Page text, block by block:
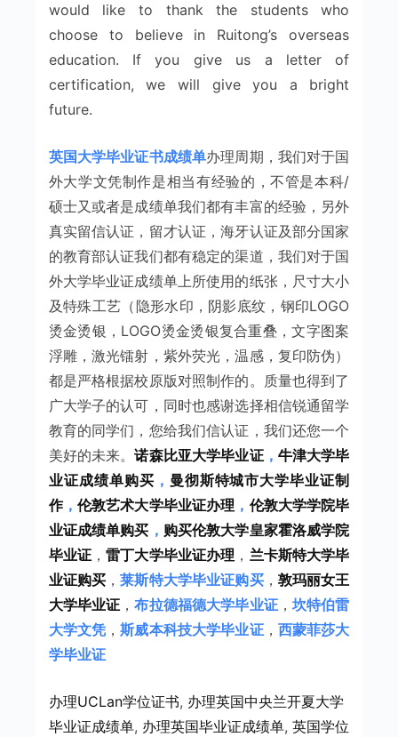
would like to thank the students who
choose to believe in Ruitong’s overseas
education. If you give us a letter of
certification, we will give you a bright
future.
英国大学毕业证书成绩单办理周期，我们对于国
外大学文凭制作是相当有经验的，不管是本科/
硕士又或者是成绩单我们都有丰富的经验，另外
真实留信认证，留才认证，海牙认证及部分国家
的教育部认证我们都有稳定的渠道，我们对于国
外大学毕业证成绩单上所使用的纸张，尺寸大小
及特殊工艺（隐形水印，阴影底纹，钢印LOGO
烫金烫银，LOGO烫金烫银复合重叠，文字图案
浮雕，激光镭射，紫外荧光，温感，复印防伪）
都是严格根据校原版对照制作的。质量也得到了
广大学子的认可，同时也感谢选择相信锐通留学
教育的同学们，您给我们信认证，我们还您一个
美好的未来。诺森比亚大学毕业证， 牛津大学毕
业证成绩单购买 ， 曼彻斯特城市大学毕业证制
作， 伦敦艺术大学毕业证办理 ， 伦敦大学学院毕
业证成绩单购买 ， 购买伦敦大学皇家霍洛威学院
毕业证 ，雷丁大学毕业证办理 ， 兰卡斯特大学毕
业证购买 ，莱斯特大学毕业证购买， 敦玛丽女王
大学毕业证 ，布拉德福德大学毕业证，坎特伯雷
大学文凭 ，斯威本科技大学毕业证， 西蒙菲莎大
学毕业证
办理UCLan学位证书, 办理英国中央兰开夏大学
毕业证成绩单, 办理英国毕业证成绩单, 英国学位